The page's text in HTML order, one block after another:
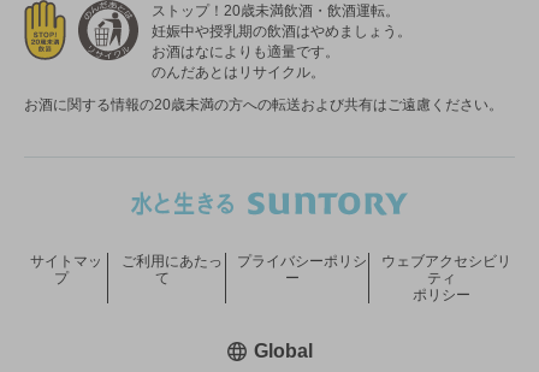
ストップ！20歳未満飲酒・飲酒運転。
妊娠中や授乳期の飲酒はやめましょう。
お酒はなによりも適量です。
のんだあとはリサイクル。
お酒に関する情報の20歳未満の方への転送および共有はご遠慮ください。
サイトマッ
プ
ご利用にあたっ
て
プライバシーポリシ
ー
ウェブアクセシビリ
ティ
ポリシー
Global新しいウィンドウで開く